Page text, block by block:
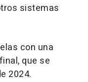
sistemas
con una
que se
2024.